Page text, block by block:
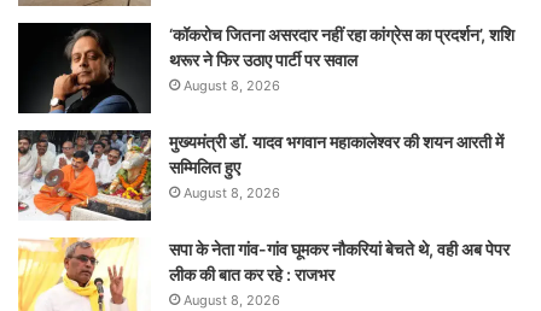
‘कॉकरोच जितना असरदार नहीं रहा कांग्रेस का प्रदर्शन’, शशि
थरूर ने फिर उठाए पार्टी पर सवाल
August 8, 2026
मुख्यमंत्री डॉ. यादव भगवान महाकालेश्‍वर की शयन आरती में
सम्मिलित हुए
August 8, 2026
सपा के नेता गांव-गांव घूमकर नौकरियां बेचते थे, वही अब पेपर
लीक की बात कर रहे : राजभर
August 8, 2026